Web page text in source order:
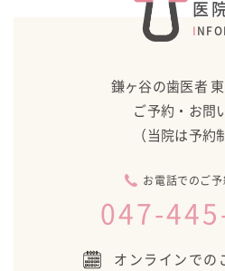
医
鎌ヶ谷の歯医者
ご予約・お問
（当院は予約
お電話でのご予
047-
オンラインでの